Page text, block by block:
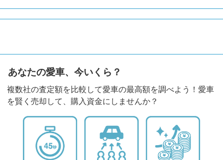
あなたの愛車、今いくら？
複数社の査定額を比較して愛車の最高額を調べよう！愛車
を賢く売却して、購入資金にしませんか？